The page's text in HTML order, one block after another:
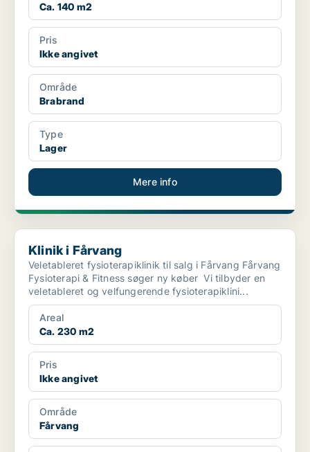
Ca. 140 m2
Pris
Ikke angivet
Område
Brabrand
Type
Lager
Mere info
Klinik i Fårvang
Klinik i Fårvang
Veletableret fysioterapiklinik til salg i Fårvang Fårvang
Fysioterapi & Fitness søger ny køber Vi tilbyder en
veletableret og velfungerende fysioterapiklini...
Areal
Ca. 230 m2
Pris
Ikke angivet
Område
Fårvang